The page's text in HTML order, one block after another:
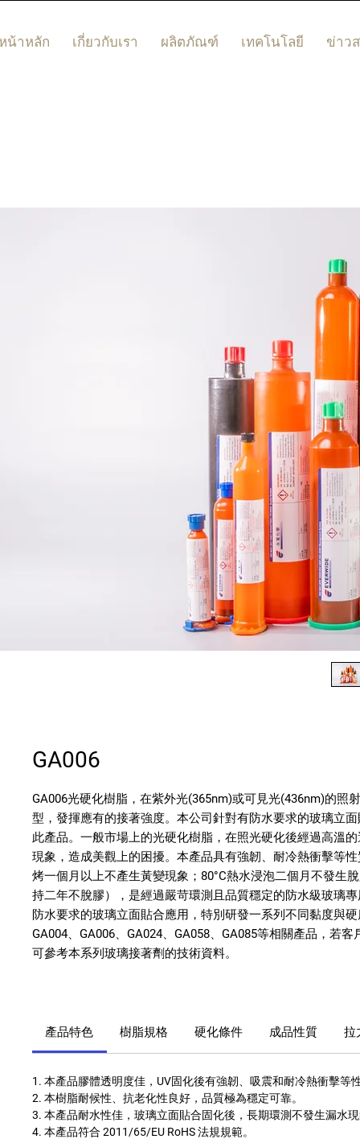
น้าหลัก เกี่ยวกับเรา ผลิตภัณฑ์ เทคโนโลยี ข่าว
GA006
GA006光硬化樹脂，在紫外光(365nm)或可見光(436nm)的照
型，發揮應有的接著強度。本公司針對有防水要求的玻璃立
此產品。一般市場上的光硬化樹脂，在照光硬化後經過高溫
現象，造成美觀上的困擾。本產品具有強韌、耐冷熱衝擊等
烤一個月以上不產生黃變現象；80°C熱水浸泡二個月不發生
持二年不脫膠），是經過嚴苛環測且品質穩定的防水級玻璃
防水要求的玻璃立面貼合應用，特別研發一系列不同黏度與
GA004、GA006、GA024、GA058、GA085等相關產品，若
可參考本系列玻璃接著劑的技術資料。
產品特色 樹脂規格 硬化條件 成品性質 拉
1. 本產品膠體透明度佳，UV固化後有強韌、吸震和耐冷熱衝擊等
2. 本樹脂耐候性、抗老化性良好，品質極為穩定可靠。
3. 本產品耐水性佳，玻璃立面貼合固化後，長期環測不發生漏水
4. 本產品符合 2011/65/EU RoHS 法規規範。